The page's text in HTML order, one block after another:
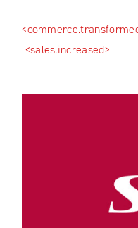
<sales.increased>